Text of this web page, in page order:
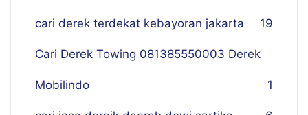
cari derek terdekat kebayoran jakarta 19
Cari Derek Towing 081385550003 Derek
Mobilindo 1